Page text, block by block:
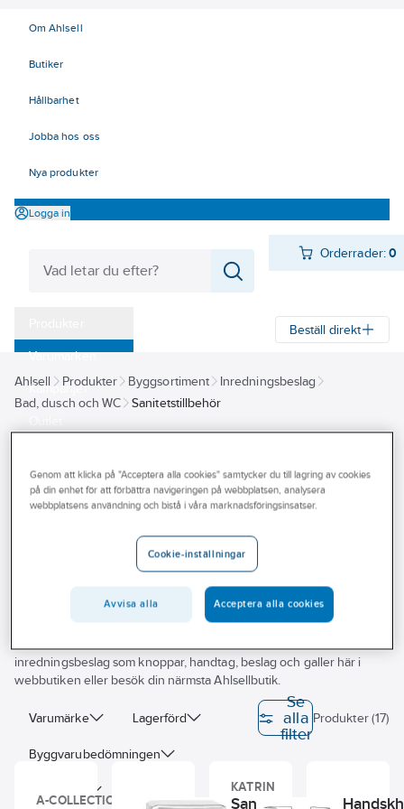
Om Ahlsell
Butiker
Hållbarhet
Jobba hos oss
Nya produkter
Logga in
Orderrader:0
Varumärken
Kampanjer
Tjänster
Beställ direkt
Ahlsell Produkter Byggsortiment
Inredningsbeslag
Bad, dusch och WC
Sanitetstillbehör
Letar du efter inredningsbeslag? Vi på Ahlsell hjälper dig hitta ett
varierat sortiment av det mesta inom inredningsbeslag, till exempel
konsoller, galler, bärlister och skyltar. Här finner du produkterna som
kompletterar och förhöjer ditt byggprojekt. Med inredningsbeslag
sätts viktiga och nödvändiga funktioner. Söker du robusta torkmattor
och andra golvskydd hittar du även detta. Flertalet stora
inredningsbeslag som knoppar, handtag, beslag och galler här i
webbutiken eller besök din närmsta Ahlsellbutik.
Varumärke Lagerförd
Byggvarubedömningen
Se
alla
filter
Produkter (17)
A-COLLECTION Sanitetspåse
KATRIN
Sanitetspåshållare
Genom att klicka på "Acceptera alla cookies" samtycker du till lagring av cookies
på din enhet för att förbättra navigeringen på webbplatsen, analysera
webbplatsens användning och bistå i våra marknadsföringsinsatser.
Cookie-inställningar
Avvisa alla Acceptera alla cookies